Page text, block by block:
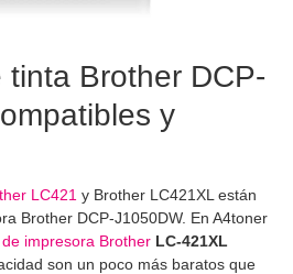
Brother DCP-
y
LC421 y Brother LC421XL están
Brother DCP-J1050DW. En A4toner
impresora Brother LC-421XL
son un poco más baratos que